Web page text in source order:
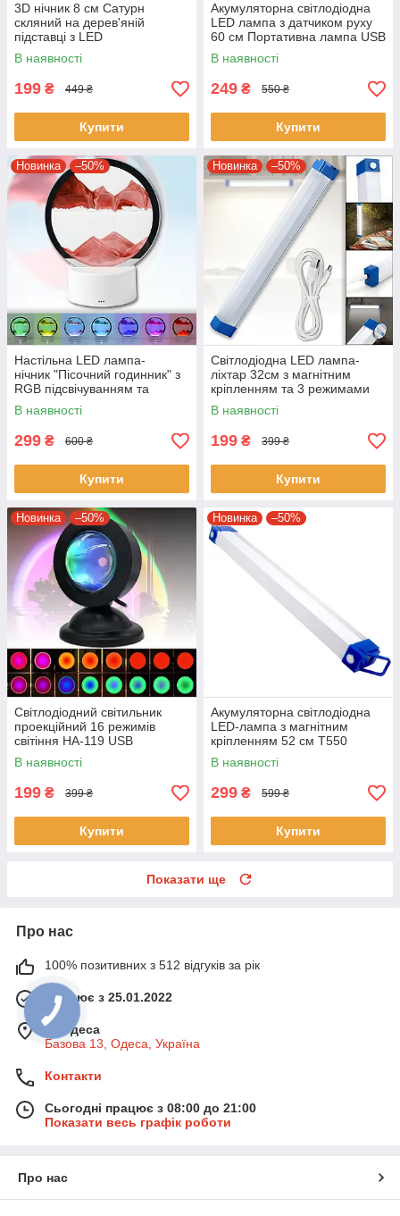
3D нічник 8 см Сатурн
скляний на дерев'яній
підставці з LED
підсвічуванням USB
В наявності
199 ₴ 449 ₴
Купити
Акумуляторна світлодіодна
LED лампа з датчиком руху
60 см Портативна лампа USB
В наявності
249 ₴ 550 ₴
Купити
Новинка –50%
Настільна LED лампа-
нічник "Пісочний годинник" з
RGB підсвічуванням та
сенсорним керуванням
В наявності
299 ₴ 600 ₴
Купити
Новинка –50%
Світлодіодна LED лампа-
ліхтар 32см з магнітним
кріпленням та 3 режимами
яскравості
В наявності
199 ₴ 399 ₴
Купити
Новинка –50%
Світлодіодний світильник
проекційний 16 режимів
світіння HA-119 USB
Світильник з ефектом заходу
сонця
В наявності
199 ₴ 399 ₴
Купити
Новинка –50%
Акумуляторна світлодіодна
LED-лампа з магнітним
кріпленням 52 см T550
Портативна USB лампа
В наявності
299 ₴ 599 ₴
Купити
Показати ще
Про нас
100% позитивних з 512 відгуків за рік
Працює з 25.01.2022
м. Одеса
Базова 13, Одеса, Україна
Контакти
Сьогодні працює з 08:00 до 21:00
Показати весь графік роботи
Про нас